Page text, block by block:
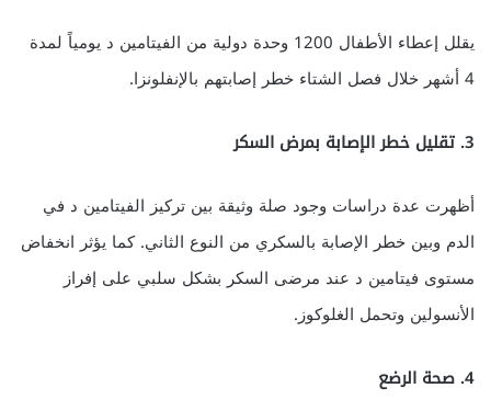
يقلل إعطاء الأطفال 1200 وحدة دولية من الفيتامين د يومياً لمدة
4 أشهر خلال فصل الشتاء خطر إصابتهم بالإنفلونزا.
3. تقليل خطر الإصابة بمرض السكر
أظهرت عدة دراسات وجود صلة وثيقة بين تركيز الفيتامين د في
الدم وبين خطر الإصابة بالسكري من النوع الثاني. كما يؤثر انخفاض
مستوى فيتامين د عند مرضى السكر بشكل سلبي على إفراز
الأنسولين وتحمل الغلوكوز.
4. صحة الرضع